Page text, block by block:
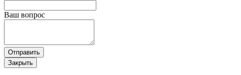
Ваш вопрос
Отправить
Закрыть